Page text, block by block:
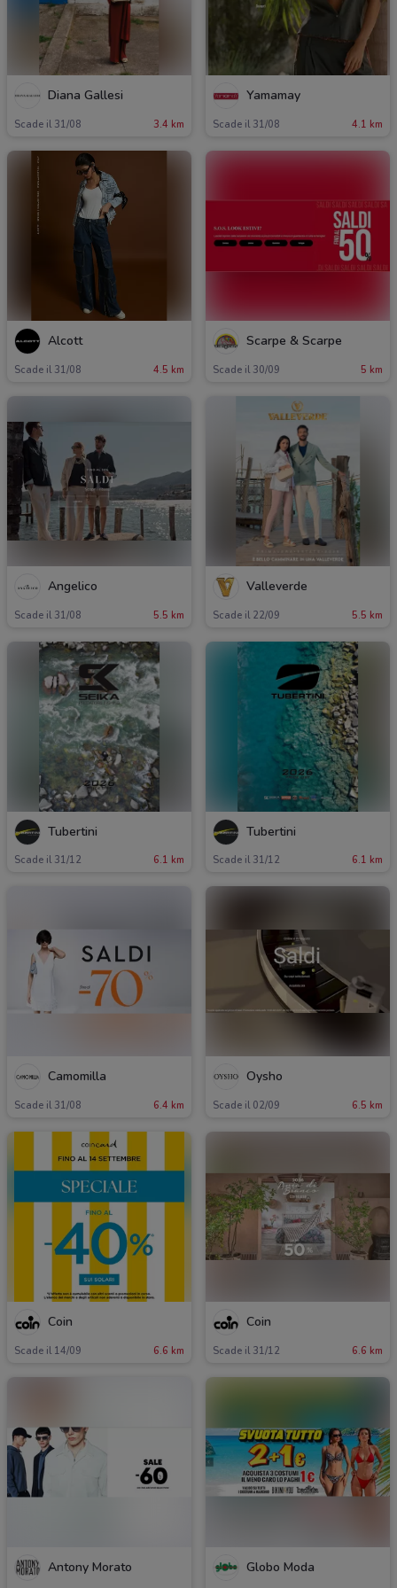
Diana Gallesi
Scade il 31/08 3.4 km
Yamamay
Scade il 31/08 4.1 km
Alcott
Scade il 31/08 4.5 km
Scarpe & Scarpe
Scade il 30/09 5 km
Angelico
Scade il 31/08 5.5 km
Valleverde
Scade il 22/09 5.5 km
Tubertini
Scade il 31/12 6.1 km
Tubertini
Scade il 31/12 6.1 km
Camomilla
Scade il 31/08 6.4 km
Oysho
Scade il 02/09 6.5 km
Coin
Scade il 14/09 6.6 km
Coin
Scade il 31/12 6.6 km
Antony Morato Globo Moda